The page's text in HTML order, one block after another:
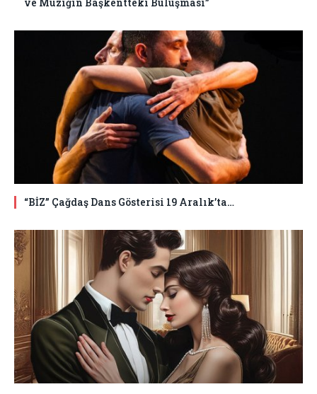
“BİZ” Çağdaş Dans Gösterisi 19 Aralık’ta…